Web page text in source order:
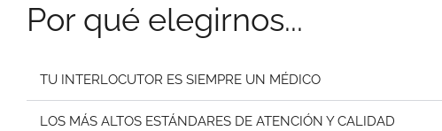
Por qué elegirnos...
TU INTERLOCUTOR ES SIEMPRE UN MÉDICO
LOS MÁS ALTOS ESTÁNDARES DE ATENCIÓN Y CALIDAD